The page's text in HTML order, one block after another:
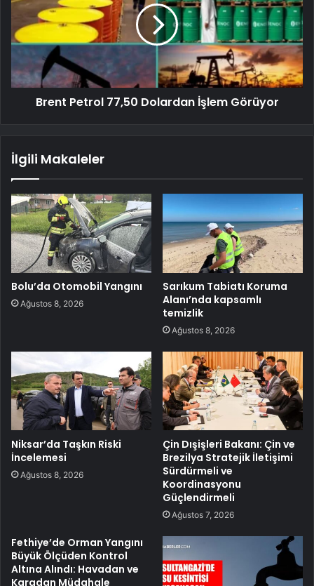
Brent Petrol 77,50 Dolardan İşlem Görüyor
İlgili Makaleler
Bolu’da Otomobil Yangını
Ağustos 8, 2026
Sarıkum Tabiatı Koruma
Alanı’nda kapsamlı
temizlik
Ağustos 8, 2026
Niksar’da Taşkın Riski
İncelemesi
Ağustos 8, 2026
Çin Dışişleri Bakanı: Çin ve
Brezilya Stratejik İletişimi
Sürdürmeli ve
Koordinasyonu
Güçlendirmeli
Ağustos 7, 2026
Fethiye’de Orman Yangını
Büyük Ölçüden Kontrol
Altına Alındı: Havadan ve
Karadan Müdahale